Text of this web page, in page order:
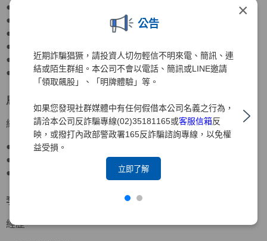
×
公告
近期詐騙猖獗，請投資人切勿輕信不明來電、簡訊、連
結或陌生群組。本公司不會以電話、簡訊或LINE邀請
「領取飆股」、「明牌體驗」等。
如果您發現社群媒體中有任何假借本公司名義之行為，
請洽本公司反詐騙專線(02)35181165或客服信箱反
映，或撥打內政部警政署165反詐騙諮詢專線，以免權
益受損。
立即了解
● 元大銀行董事
● 元大期貨董事長
● 期貨交易所董事、監察人
● 寶來證券董事
● 國際票券金融董事
● 國票金控董事
馬瑞辰
經歷
● 達盛資產管理董事
● 台灣農林董事
● 元大京華證券董事、監察人
李岳蒼 日本東洋大學應用社會學士
經歷